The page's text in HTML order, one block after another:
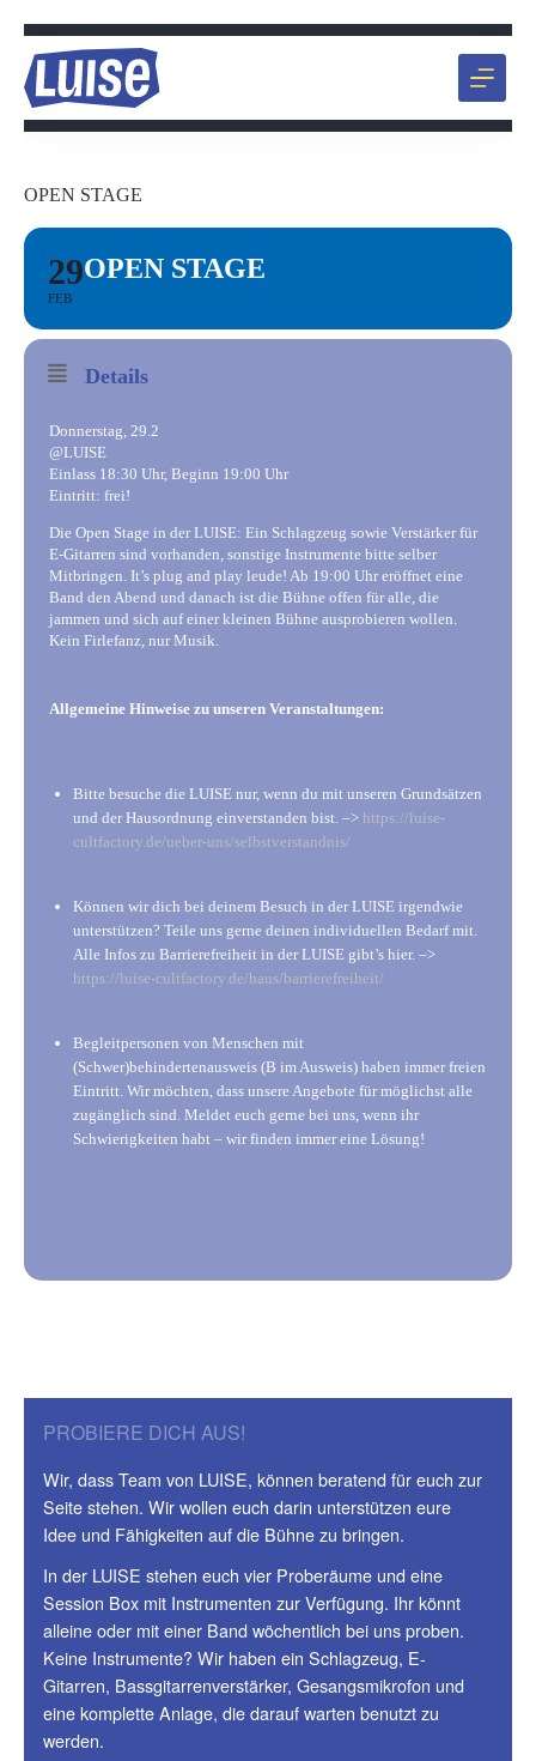
Zum
Inhalt
springen
OPEN STAGE
29
FEB
OPEN STAGE
Details
Donnerstag, 29.2
@LUISE
Einlass 18:30 Uhr, Beginn 19:00 Uhr
Eintritt: frei!
Die Open Stage in der LUISE: Ein Schlagzeug sowie Verstärker für
E-Gitarren sind vorhanden, sonstige Instrumente bitte selber
Mitbringen. It’s plug and play leude! Ab 19:00 Uhr eröffnet eine
Band den Abend und danach ist die Bühne offen für alle, die
jammen und sich auf einer kleinen Bühne ausprobieren wollen.
Kein Firlefanz, nur Musik.
Allgemeine Hinweise zu unseren Veranstaltungen:
Bitte besuche die LUISE nur, wenn du mit unseren Grundsätzen
und der Hausordnung einverstanden bist. –> https://luise-
cultfactory.de/ueber-uns/selbstverstandnis/
Können wir dich bei deinem Besuch in der LUISE irgendwie
unterstützen? Teile uns gerne deinen individuellen Bedarf mit.
Alle Infos zu Barrierefreiheit in der LUISE gibt’s hier. –>
https://luise-cultfactory.de/haus/barrierefreiheit/
Begleitpersonen von Menschen mit
(Schwer)behindertenausweis (B im Ausweis) haben immer freien
Eintritt. Wir möchten, dass unsere Angebote für möglichst alle
zugänglich sind. Meldet euch gerne bei uns, wenn ihr
Schwierigkeiten habt – wir finden immer eine Lösung!
PROBIERE DICH AUS!
Wir, dass Team von LUISE, können beratend für euch zur
Seite stehen. Wir wollen euch darin unterstützen eure
Idee und Fähigkeiten auf die Bühne zu bringen.
In der LUISE stehen euch vier Proberäume und eine
Session Box mit Instrumenten zur Verfügung. Ihr könnt
alleine oder mit einer Band wöchentlich bei uns proben.
Keine Instrumente? Wir haben ein Schlagzeug, E-
Gitarren, Bassgitarrenverstärker, Gesangsmikrofon und
eine komplette Anlage, die darauf warten benutzt zu
werden.